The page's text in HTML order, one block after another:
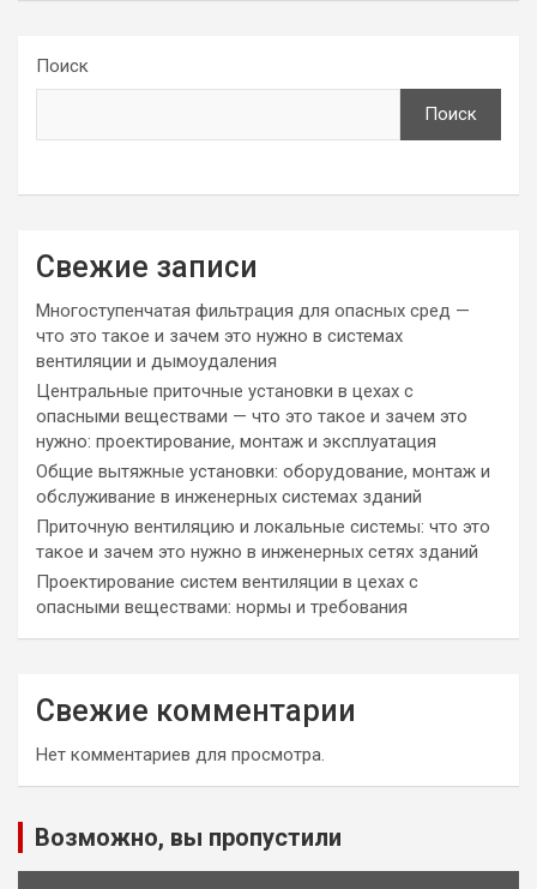
Поиск
Поиск
Свежие записи
Многоступенчатая фильтрация для опасных сред —
что это такое и зачем это нужно в системах
вентиляции и дымоудаления
Центральные приточные установки в цехах с
опасными веществами — что это такое и зачем это
нужно: проектирование, монтаж и эксплуатация
Общие вытяжные установки: оборудование, монтаж и
обслуживание в инженерных системах зданий
Приточную вентиляцию и локальные системы: что это
такое и зачем это нужно в инженерных сетях зданий
Проектирование систем вентиляции в цехах с
опасными веществами: нормы и требования
Свежие комментарии
Нет комментариев для просмотра.
Возможно, вы пропустили